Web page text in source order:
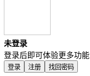
未登录
登录后即可体验更多功能
登录 注册 找回密码